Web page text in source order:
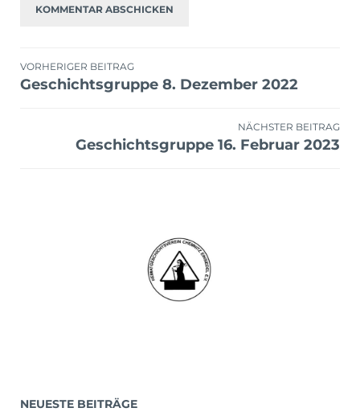
Beitragsnavigation
VORHERIGER BEITRAG
Geschichtsgruppe 8. Dezember 2022
NÄCHSTER BEITRAG
Geschichtsgruppe 16. Februar 2023
NEUESTE BEITRÄGE